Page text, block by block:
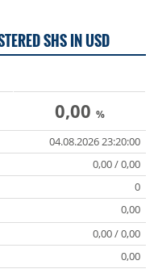
SHS IN USD
0,00 %
04.08.2026 23:20:00
0,00 / 0,00
0
0,00
0,00 / 0,00
0,00